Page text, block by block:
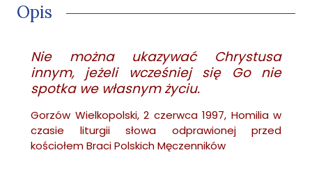
Opis
Nie można ukazywać Chrystusa
innym, jeżeli wcześniej się Go nie
spotka we własnym życiu.
Gorzów Wielkopolski, 2 czerwca 1997, Homilia w
czasie liturgii słowa odprawionej przed
kościołem Braci Polskich Męczenników